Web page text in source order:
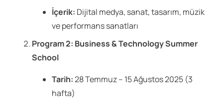
İçerik: Dijital medya, sanat, tasarım, müzik
ve performans sanatları
Program 2: Business & Technology Summer
School
Tarih:28 Temmuz – 15 Ağustos 2025 (3
hafta)